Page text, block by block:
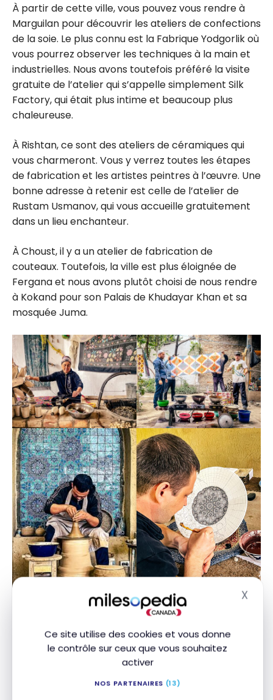
Ce site utilise des cookies et vous donne
le contrôle sur ceux que vous souhaitez
activer
NOS PARTENAIRES (13)
X
À partir de cette ville, vous pouvez vous rendre à
Marguilan pour découvrir les ateliers de confections
de la soie. Le plus connu est la Fabrique Yodgorlik où
vous pourrez observer les techniques à la main et
industrielles. Nous avons toutefois préféré la visite
gratuite de l’atelier qui s’appelle simplement Silk
Factory, qui était plus intime et beaucoup plus
chaleureuse.
À Rishtan, ce sont des ateliers de céramiques qui
vous charmeront. Vous y verrez toutes les étapes
de fabrication et les artistes peintres à l’œuvre. Une
bonne adresse à retenir est celle de l’atelier de
Rustam Usmanov, qui vous accueille gratuitement
dans un lieu enchanteur.
À Choust, il y a un atelier de fabrication de
couteaux. Toutefois, la ville est plus éloignée de
Fergana et nous avons plutôt choisi de nous rendre
à Kokand pour son Palais de Khudayar Khan et sa
mosquée Juma.